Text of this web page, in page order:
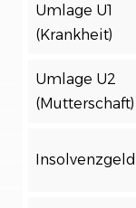
Umlage U1
(Krankheit)
Umlage U2
(Mutterschaft)